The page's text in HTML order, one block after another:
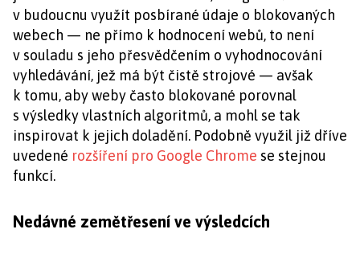
v budoucnu využít posbírané údaje o blokovaných
webech — ne přímo k hodnocení webů, to není
v souladu s jeho přesvědčením o vyhodnocování
vyhledávání, jež má být čistě strojové — avšak
k tomu, aby weby často blokované porovnal
s výsledky vlastních algoritmů, a mohl se tak
inspirovat k jejich doladění. Podobně využil již dříve
uvedené rozšíření pro Google Chrome se stejnou
funkcí.
Nedávné zemětřesení ve výsledcích